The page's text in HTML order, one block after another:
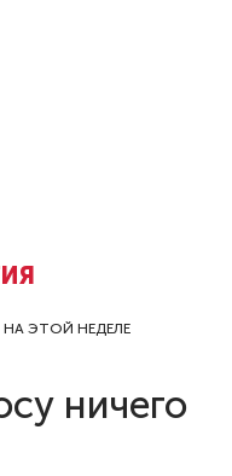
НА ЭТОЙ НЕДЕЛЕ
ничего